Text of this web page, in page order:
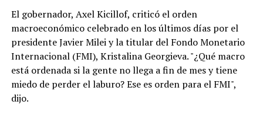
Dario Durigan, que trató de “payaso” a Milei, también
pueden ser calificadas como una injerencia externa en la
política doméstica. (TN)
El gobernador, Axel Kicillof, criticó el orden
macroeconómico celebrado en los últimos días por el
presidente Javier Milei y la titular del Fondo Monetario
Internacional (FMI), Kristalina Georgieva. "¿Qué macro
está ordenada si la gente no llega a fin de mes y tiene
miedo de perder el laburo? Ese es orden para el FMI",
dijo.